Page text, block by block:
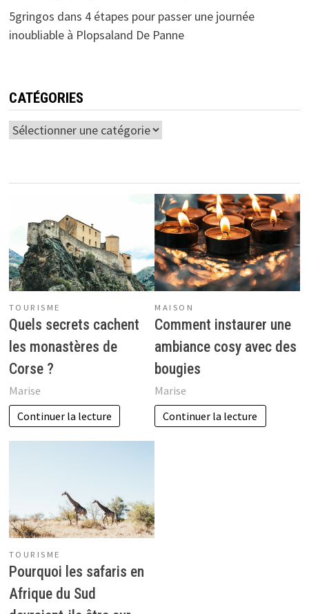
5gringos dans 4 étapes pour passer une journée
inoubliable à Plopsaland De Panne
CATÉGORIES
Catégories
TOURISME
Quels secrets cachent
les monastères de
Corse ?
Marise
Continuer la lecture
MAISON
Comment instaurer une
ambiance cosy avec des
bougies
Marise
Continuer la lecture
TOURISME
Pourquoi les safaris en
Afrique du Sud